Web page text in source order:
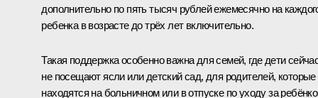
дополнительно по пять тысяч рублей ежемесячно на
ребенка в возрасте до трёх лет включительно.
Такая поддержка особенно важна для семей, где дети
не посещают ясли или детский сад, для родителей, которые
находятся на больничном или в отпуске по уходу за